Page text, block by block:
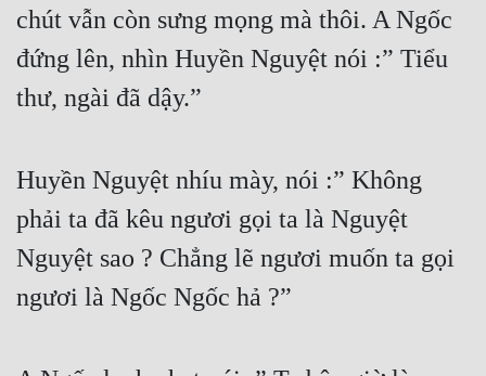
chút vẫn còn sưng mọng mà thôi. A Ngốc
đứng lên, nhìn Huyền Nguyệt nói :” Tiểu
thư, ngài đã dậy.”
Huyền Nguyệt nhíu mày, nói :” Không
phải ta đã kêu ngươi gọi ta là Nguyệt
Nguyệt sao ? Chẳng lẽ ngươi muốn ta gọi
ngươi là Ngốc Ngốc hả ?”